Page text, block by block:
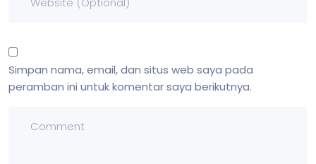
Simpan nama, email, dan situs web saya pada
peramban ini untuk komentar saya berikutnya.